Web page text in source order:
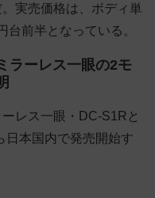
実売価格は、ボディ単
前半となっている。
ラーレス一眼の2モ
レス一眼・DC-S1Rと
日本国内で発売開始す